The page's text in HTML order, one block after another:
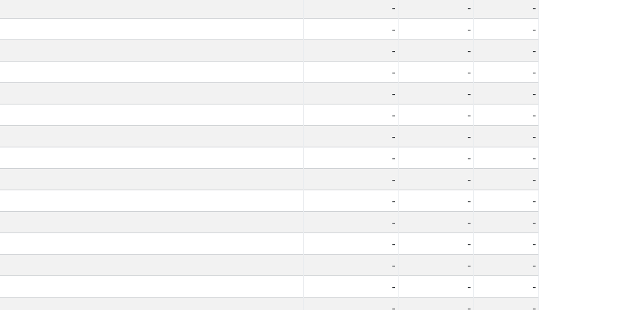
- -
-
-
-
-
-
-
-
-
-
-
-
-
-
-
-
-
-
-
-
-
-
-
-
-
-
-
-
-
-
-
-
-
-
-
-
-
-
-
-
-